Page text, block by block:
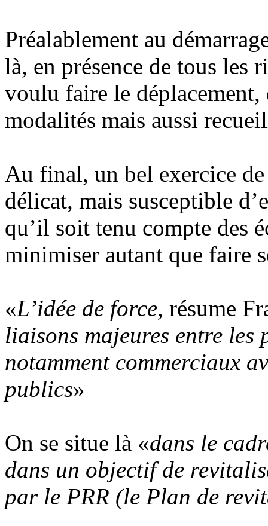
Préalablement au
là, en présence de tous les
voulu faire le déplacement,
modalités mais aussi
Au final, un bel exercice
délicat, mais susceptible
qu’il soit tenu compte des
minimiser autant que faire
«L’idée de force, résume
liaisons majeures entre
notamment commerciaux
publics»
On se situe là «dans le
dans un objectif de
par le PRR (le Plan de